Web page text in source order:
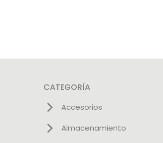
CATEGORÍA
Accesorios
Almacenamiento